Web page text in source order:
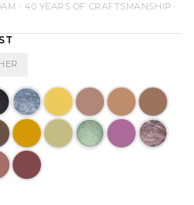
· 40 YEARS OF CRAFTSMANSHIP ·